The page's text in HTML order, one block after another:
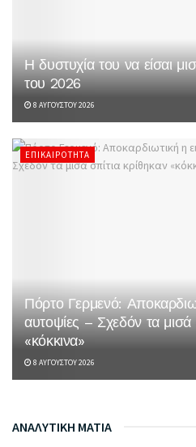
Η δυστυχία του να είσαι
του 2026
8 ΑΥΓΟΎΣΤΟΥ 2026
ΕΠΙΚΑΙΡΌΤΗΤΑ
Πόρτο Γερμενό:
αυτοψίες – Σχεδόν τα μισά
«κόκκινα»
8 ΑΥΓΟΎΣΤΟΥ 2026
ΑΝΑΛΥΤΙΚΗ ΜΑΤΙΑ